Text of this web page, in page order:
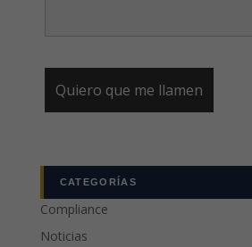
CATEGORÍAS
Compliance
Noticias